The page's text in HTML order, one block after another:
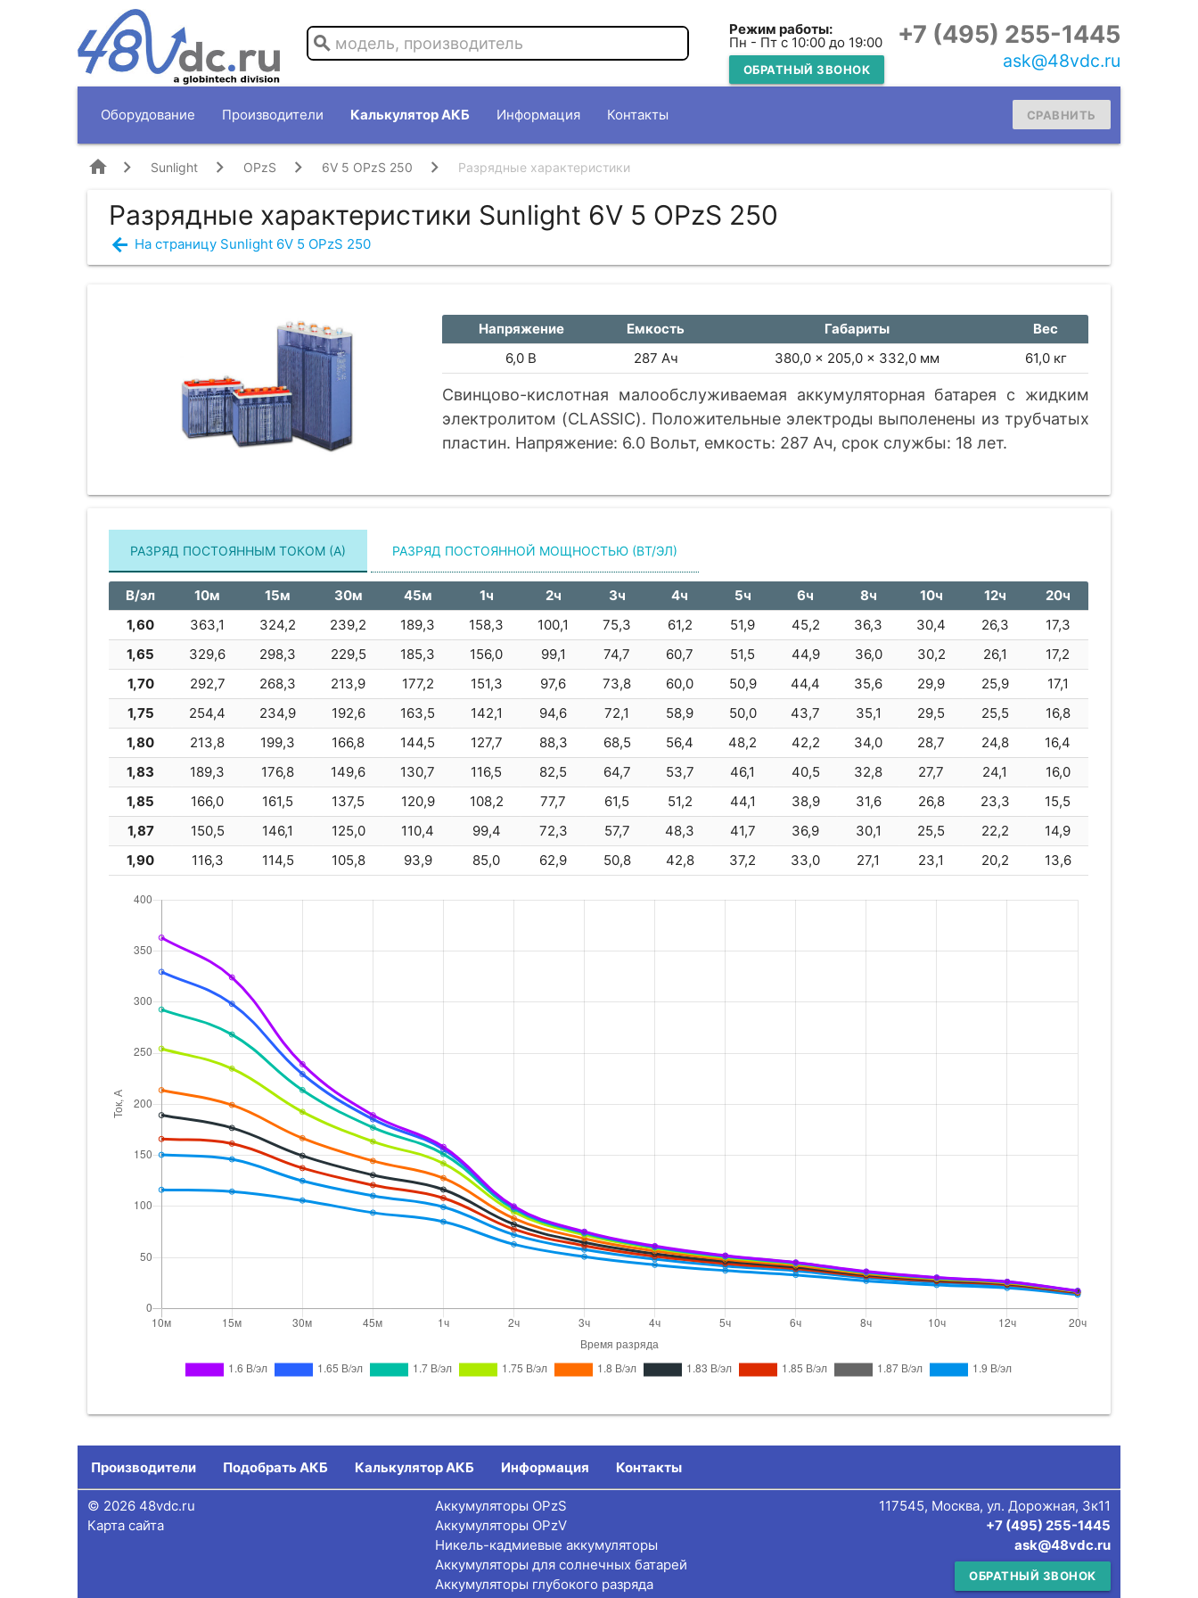
search
Режим работы:
Пн - Пт с 10:00 до 19:00
ОБРАТНЫЙ ЗВОНОК
+7 (495) 255-1445
ask@48vdc.ru
Оборудование Производители Калькулятор АКБ Информация Контакты СРАВНИТЬ
home Sunlight OPzS 6V 5 OPzS 250 Разрядные характеристики
Разрядные характеристики Sunlight 6V 5 OPzS 250
arrow_back На страницу Sunlight 6V 5 OPzS 250
Напряжение Емкость Габариты
Вес
6,0 В
287 Ач 380,0 × 205,0 × 332,0 мм 61,0 кг
Свинцово-кислотная малообслуживаемая аккумуляторная батарея c жидким
электролитом (CLASSIC). Положительные электроды выполенены из трубчатых
плаcтин. Напряжение: 6.0 Вольт, емкость: 287 Ач, срок службы: 18 лет.
РАЗРЯД ПОСТОЯННЫМ ТОКОМ (А) РАЗРЯД ПОСТОЯННОЙ МОЩНОСТЬЮ (ВТ/ЭЛ)
В/эл 10м 15м 30м 45м 1ч 2ч 3ч 4ч 5ч 6ч 8ч 10ч 12ч
20ч
1,60
363,1 324,2 239,2 189,3 158,3 100,1 75,3 61,2 51,9 45,2 36,3 30,4 26,3
17,3
1,65
329,6 298,3 229,5 185,3 156,0 99,1 74,7 60,7 51,5 44,9 36,0 30,2 26,1
17,2
1,70
292,7 268,3 213,9 177,2 151,3 97,6 73,8 60,0 50,9 44,4 35,6 29,9 25,9
17,1
1,75
254,4 234,9 192,6 163,5 142,1 94,6 72,1 58,9 50,0 43,7 35,1 29,5 25,5
16,8
1,80
213,8 199,3 166,8 144,5 127,7 88,3 68,5 56,4 48,2 42,2 34,0 28,7 24,8
16,4
1,83
189,3 176,8 149,6 130,7 116,5 82,5 64,7 53,7 46,1 40,5 32,8 27,7 24,1
16,0
1,85
166,0 161,5 137,5 120,9 108,2 77,7 61,5 51,2 44,1 38,9 31,6 26,8 23,3
15,5
1,87
150,5 146,1 125,0 110,4 99,4 72,3 57,7 48,3 41,7 36,9 30,1 25,5 22,2
14,9
1,90
116,3 114,5 105,8 93,9 85,0 62,9 50,8 42,8 37,2 33,0 27,1 23,1 20,2 13,6
Производители Подобрать АКБ Калькулятор АКБ Информация Контакты
© 2026 48vdc.ru
Карта сайта
Аккумуляторы OPzS
Аккумуляторы OPzV
Никель-кадмиевые аккумуляторы
Аккумуляторы для солнечных батарей
Аккумуляторы глубокого разряда
117545, Москва, ул. Дорожная, 3к11
+7 (495) 255-1445
ask@48vdc.ru
ОБРАТНЫЙ ЗВОНОК